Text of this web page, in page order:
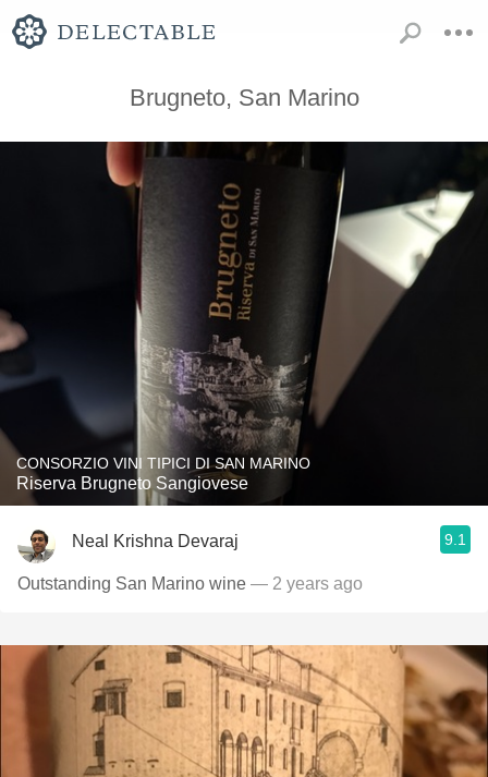
Brugneto, San Marino
CONSORZIO VINI TIPICI DI SAN MARINO
Riserva Brugneto Sangiovese
Neal Krishna Devaraj 9.1
Outstanding San Marino wine — 2 years ago